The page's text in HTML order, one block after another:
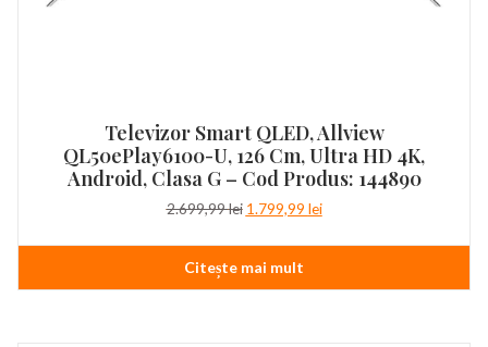
Televizor Smart QLED, Allview
QL50ePlay6100-U, 126 Cm, Ultra HD 4K,
Android, Clasa G – Cod Produs: 144890
2.699,99lei Prețul
a
fost:
2.699,99 lei.
1.799,99 leiPrețul
este:
Citește mai mult